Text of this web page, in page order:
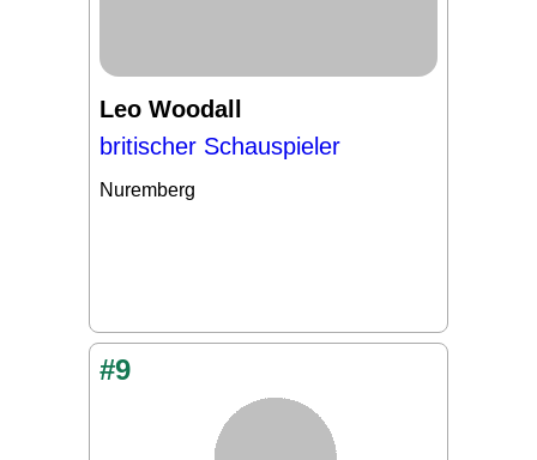
Leo Woodall
britischer Schauspieler
Nuremberg
#9